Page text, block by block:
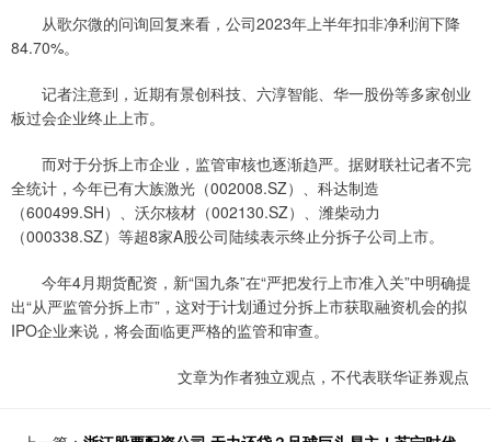
从歌尔微的问询回复来看，公司2023年上半年扣非净利润下降
84.70%。
记者注意到，近期有景创科技、六淳智能、华一股份等多家创业
板过会企业终止上市。
而对于分拆上市企业，监管审核也逐渐趋严。据财联社记者不完
全统计，今年已有大族激光（002008.SZ）、科达制造
（600499.SH）、沃尔核材（002130.SZ）、潍柴动力
（000338.SZ）等超8家A股公司陆续表示终止分拆子公司上市。
今年4月期货配资，新“国九条”在“严把发行上市准入关”中明确提
出“从严监管分拆上市”，这对于计划通过分拆上市获取融资机会的拟
IPO企业来说，将会面临更严格的监管和审查。
文章为作者独立观点，不代表联华证券观点